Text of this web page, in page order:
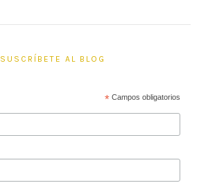
SUSCRÍBETE AL BLOG
*Campos obligatorios